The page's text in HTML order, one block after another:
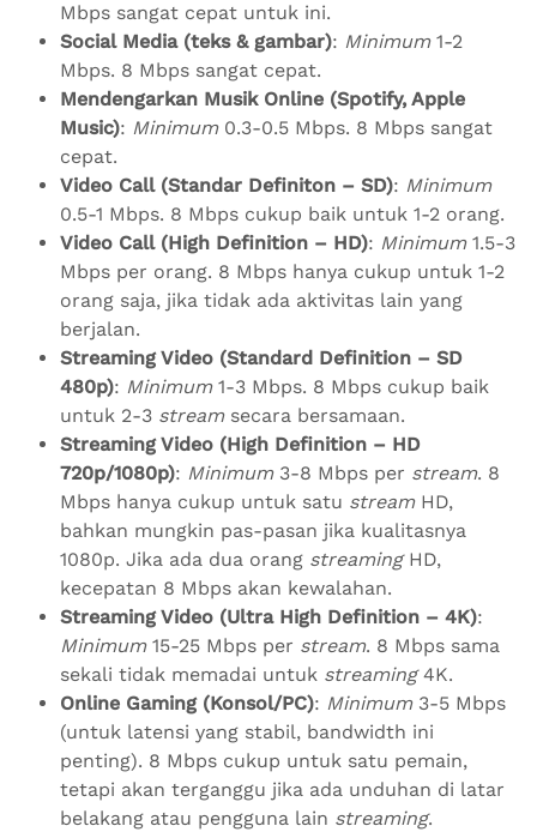
Mbps sangat cepat untuk ini.
Social Media (teks & gambar): Minimum1-2
Mbps. 8 Mbps sangat cepat.
Mendengarkan Musik Online (Spotify, Apple
Music): Minimum0.3-0.5 Mbps. 8 Mbps sangat
cepat.
Video Call (Standar Definiton – SD): Minimum
0.5-1 Mbps. 8 Mbps cukup baik untuk 1-2 orang.
Video Call (High Definition – HD): Minimum1.5-3
Mbps per orang. 8 Mbps hanya cukup untuk 1-2
orang saja, jika tidak ada aktivitas lain yang
berjalan.
Streaming Video (Standard Definition – SD
480p): Minimum1-3 Mbps. 8 Mbps cukup baik
untuk 2-3 streamsecara bersamaan.
Streaming Video (High Definition – HD
720p/1080p): Minimum3-8 Mbps per stream. 8
Mbps hanya cukup untuk satu streamHD,
bahkan mungkin pas-pasan jika kualitasnya
1080p. Jika ada dua orang streamingHD,
kecepatan 8 Mbps akan kewalahan.
Streaming Video (Ultra High Definition – 4K):
Minimum15-25 Mbps per stream. 8 Mbps sama
sekali tidak memadai untuk streaming4K.
Online Gaming (Konsol/PC): Minimum3-5 Mbps
(untuk latensi yang stabil, bandwidth ini
penting). 8 Mbps cukup untuk satu pemain,
tetapi akan terganggu jika ada unduhan di latar
belakang atau pengguna lain streaming.